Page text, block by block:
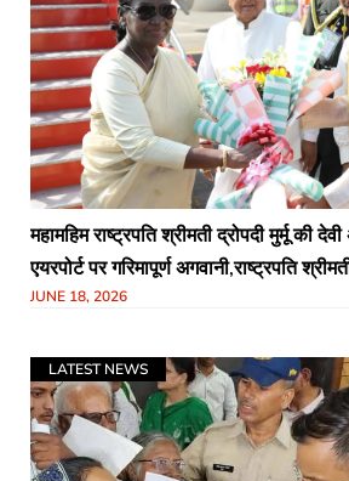
महामहिम राष्ट्रपति श्रीमती द्रोपदी मुर्मू की
एयरपोर्ट पर गरिमापूर्ण अगवानी,राष्ट्रपति
दिवसीय मध्यप्रदेश प्रवास के दौरान इंदौर आगमन
JUNE 18, 2026
LATEST NEWS